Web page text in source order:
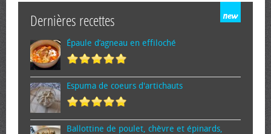
Dernières recettes
Épaule d’agneau en effiloché
Espuma de cœurs d'artichauts
Ballottine de poulet, chèvre et épinards,